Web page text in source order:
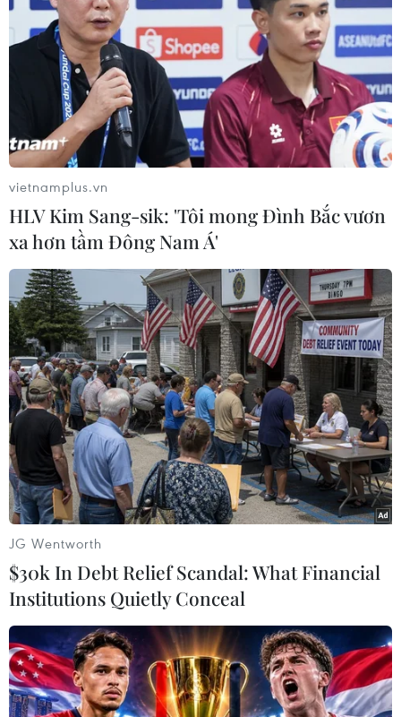
Quảng Ngãi khởi tố vụ án thanh niên ngáo
đá đâm chết người
16/02/2019 10:20
Trong tình trạng ngáo đá, Trần Trung Việt (1989) đã dùng
dao đâm nhiều nhát vào vùng cổ và một số vị trí khác
trên cơ thể Đặng Trung Chương khiến nạn nhân tử vong.
vietnamplus.vn
HLV Kim Sang-sik: 'Tôi mong Đình Bắc vươn
xa hơn tầm Đông Nam Á'
JG Wentworth
$30k In Debt Relief Scandal: What Financial
Institutions Quietly Conceal